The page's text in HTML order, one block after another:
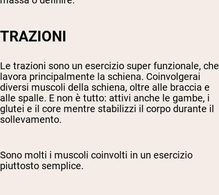
TRAZIONI
Le trazioni sono un esercizio super funzionale, che
lavora principalmente la schiena. Coinvolgerai
diversi muscoli della schiena, oltre alle braccia e
alle spalle. E non è tutto: attivi anche le gambe, i
glutei e il core mentre stabilizzi il corpo durante il
sollevamento.
Sono molti i muscoli coinvolti in un esercizio
piuttosto semplice.